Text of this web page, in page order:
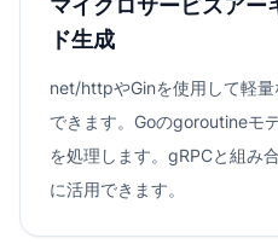
マイクロサービスアー
ド生成
net/httpやGinを使用して軽
できます。Goのgoroutineモ
を処理します。gRPCと組み
に活用できます。